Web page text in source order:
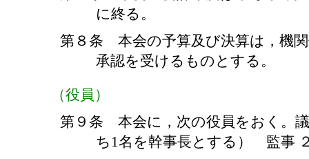
に終る。
第８条 本会の予算及び決算は，機
承認を受けるものとする。
（役員）
第９条 本会に，次の役員をおく。
ち1名を幹事長とする） 監事